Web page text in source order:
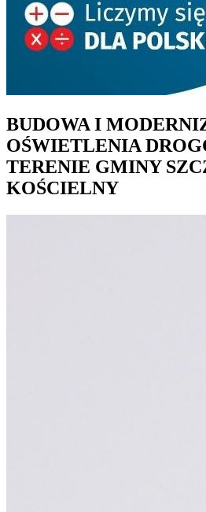
BUDOWA I
OŚWIETLENIA
TERENIE GMINY
KOŚCIELNY